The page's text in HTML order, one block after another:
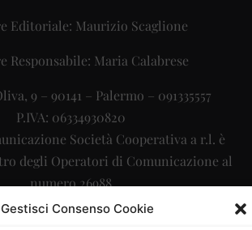
Gestisci Consenso Cookie
Editoriale: Maurizio Scaglione
Responsabile: Maria Calabrese
9 – 90141 – Palermo – 091335557
P.IVA: 06334930820
Società Cooperativa a r.l. è
degli Operatori di Comunicazione al
numero 26988
La Digitale srl– info@ladigitale.it